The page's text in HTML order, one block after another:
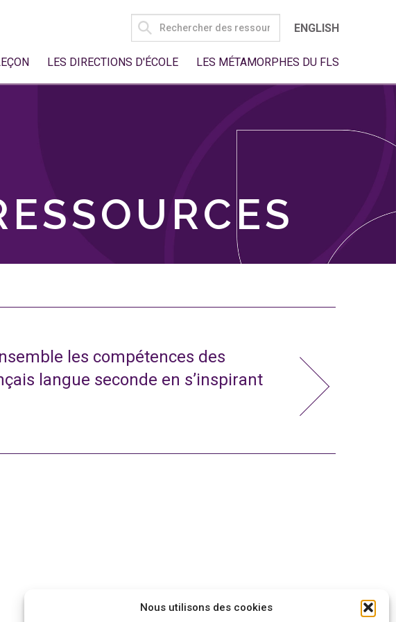
Nous utilisons des cookies
SEARCH
FOR:
ENGLISH
LES DIRECTIONS D'ÉCOLE LES MÉTAMORPHES DU FLS
les compétences des
langue seconde en s’inspirant